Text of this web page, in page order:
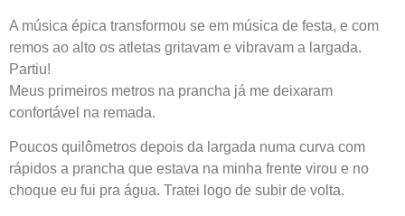
A música épica transformou se em música de festa, e com
remos ao alto os atletas gritavam e vibravam a largada.
Partiu!
Meus primeiros metros na prancha já me deixaram
confortável na remada.
Poucos quilômetros depois da largada numa curva com
rápidos a prancha que estava na minha frente virou e no
choque eu fui pra água. Tratei logo de subir de volta.